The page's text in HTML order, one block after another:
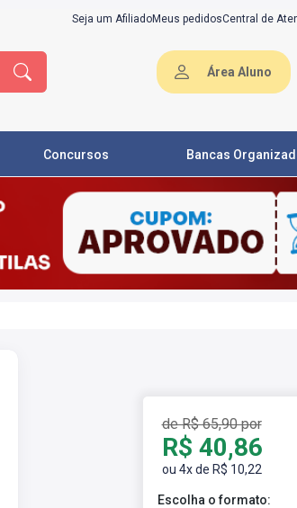
Seja um AfiliadoMeus pedidosCentral de
Área Aluno
Concursos Bancas
de R$ 65,90 por
R$ 40,86
ou 4x de R$ 10,22
Escolha o formato: